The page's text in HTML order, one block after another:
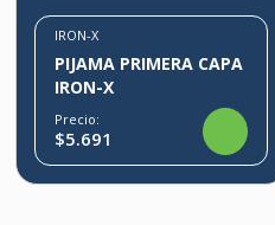
IRON-X
PIJAMA PRIMERA CAPA
IRON-X
Precio:
$5.691